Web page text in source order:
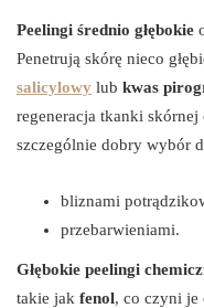
Peelingi średnio głębokie
Penetrują skórę nieco
salicylowy lub kwas
regeneracja tkanki skórnej
szczególnie dobry wybór
bliznami
przebarwieniami.
Głębokie peelingi
takie jak fenol, co czyni je